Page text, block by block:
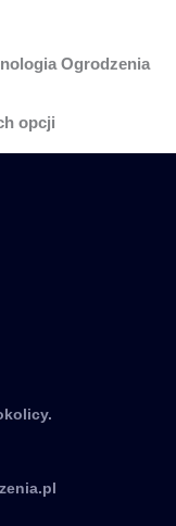
Ogrodzenia
opcji